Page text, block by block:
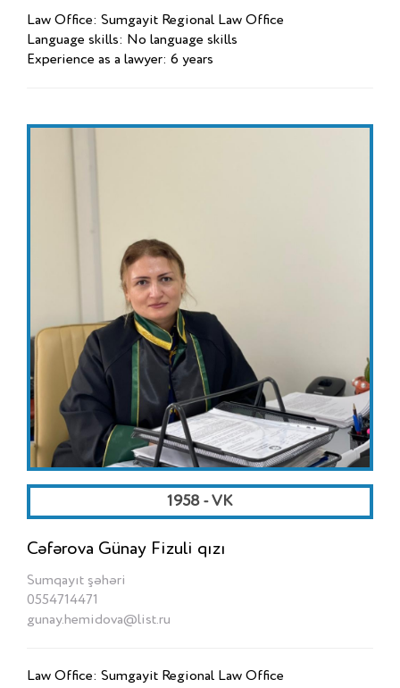
Law Office: Sumgayit Regional Law Office
Language skills: No language skills
Experience as a lawyer: 6 years
1958 - VK
Cəfərova Günay Fizuli qızı
Sumqayıt şəhəri
0554714471
gunay.hemidova@list.ru
Law Office: Sumgayit Regional Law Office